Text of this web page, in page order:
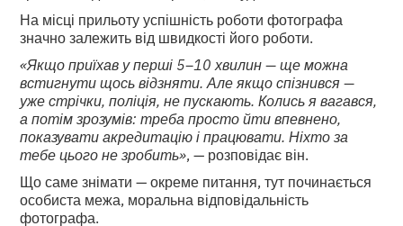
На місці прильоту успішність роботи фотографа
значно залежить від швидкості його роботи.
«Якщо приїхав у перші 5–10 хвилин — ще можна
встигнути щось відзняти. Але якщо спізнився —
уже стрічки, поліція, не пускають. Колись я вагався,
а потім зрозумів: треба просто йти впевнено,
показувати акредитацію і працювати. Ніхто за
тебе цього не зробить», — розповідає він.
Що саме знімати — окреме питання, тут починається
особиста межа, моральна відповідальність
фотографа.